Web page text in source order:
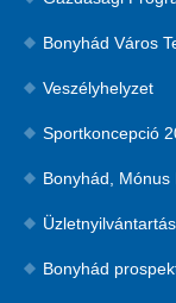
Bonyhád Város
Veszélyhelyzet
Sportkoncepció
Bonyhád,
Üzletnyilvántartás
Bonyhád